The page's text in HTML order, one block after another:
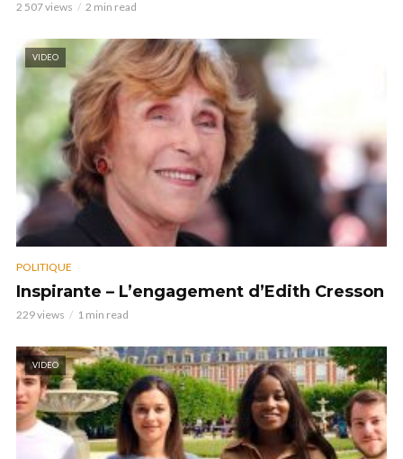
2 507 views 2 min read
VIDEO
POLITIQUE
Inspirante – L’engagement d’Edith Cresson
229 views 1 min read
VIDEO